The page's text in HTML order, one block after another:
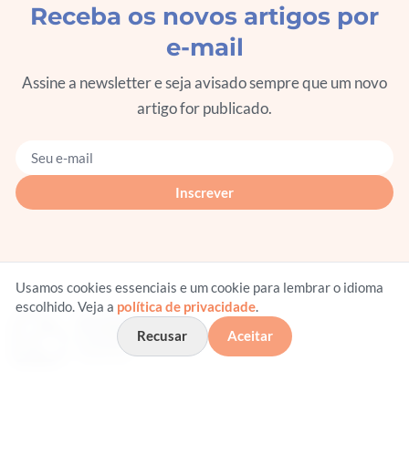
Receba os novos artigos por
e-mail
Assine a newsletter e seja avisado sempre que um novo
artigo for publicado.
Seu e-mail
Inscrever
Usamos cookies essenciais e um cookie para lembrar o idioma
escolhido. Veja a política de privacidade.
Recusar
Aceitar